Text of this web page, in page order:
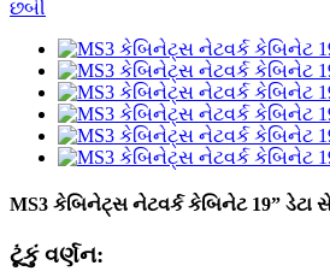
MS3 કેબિનેટ્સ નેટવર્ક કેબિનેટ 19” ડેટા
ટૂંકું વર્ણન: